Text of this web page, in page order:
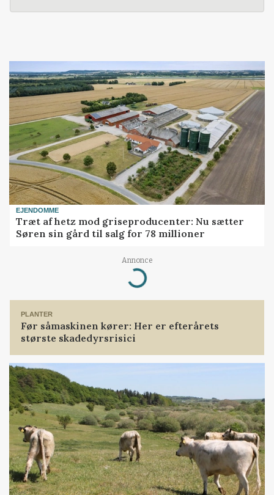
EJENDOMME
Træt af hetz mod griseproducenter: Nu sætter
Søren sin gård til salg for 78 millioner
Annonce
Loading...
PLANTER
Før såmaskinen kører: Her er efterårets
største skadedyrsrisici